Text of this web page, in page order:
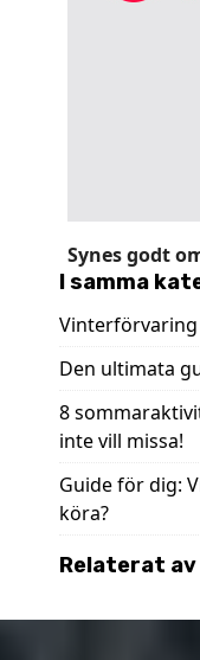
Synes godt
I samma
Den ultimata
8
inte vill missa!
Guide för dig:
köra?
Relaterat av